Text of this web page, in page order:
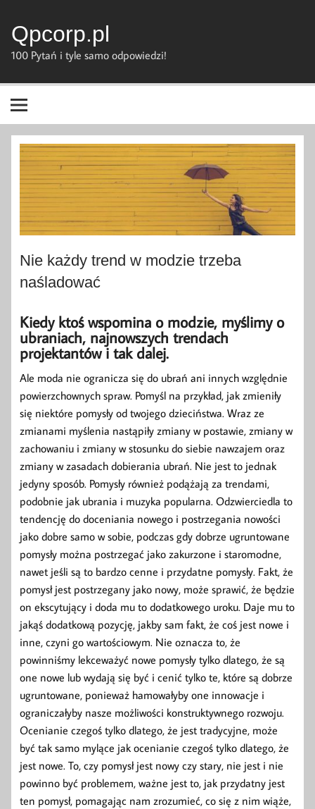
content
Qpcorp.pl
100 Pytań i tyle samo odpowiedzi!
Nie każdy trend w modzie trzeba
naśladować
Kiedy ktoś wspomina o modzie, myślimy o
ubraniach, najnowszych trendach
projektantów i tak dalej.
Ale moda nie ogranicza się do ubrań ani innych względnie
powierzchownych spraw. Pomyśl na przykład, jak zmieniły
się niektóre pomysły od twojego dzieciństwa. Wraz ze
zmianami myślenia nastąpiły zmiany w postawie, zmiany w
zachowaniu i zmiany w stosunku do siebie nawzajem oraz
zmiany w zasadach dobierania ubrań. Nie jest to jednak
jedyny sposób. Pomysły również podążają za trendami,
podobnie jak ubrania i muzyka popularna. Odzwierciedla to
tendencję do doceniania nowego i postrzegania nowości
jako dobre samo w sobie, podczas gdy dobrze ugruntowane
pomysły można postrzegać jako zakurzone i staromodne,
nawet jeśli są to bardzo cenne i przydatne pomysły. Fakt, że
pomysł jest postrzegany jako nowy, może sprawić, że będzie
on ekscytujący i doda mu to dodatkowego uroku. Daje mu to
jakąś dodatkową pozycję, jakby sam fakt, że coś jest nowe i
inne, czyni go wartościowym. Nie oznacza to, że
powinniśmy lekceważyć nowe pomysły tylko dlatego, że są
one nowe lub wydają się być i cenić tylko te, które są dobrze
ugruntowane, ponieważ hamowałyby one innowacje i
ograniczałyby nasze możliwości konstruktywnego rozwoju.
Ocenianie czegoś tylko dlatego, że jest tradycyjne, może
być tak samo mylące jak ocenianie czegoś tylko dlatego, że
jest nowe. To, czy pomysł jest nowy czy stary, nie jest i nie
powinno być problemem, ważne jest to, jak przydatny jest
ten pomysł, pomagając nam zrozumieć, co się z nim wiąże,